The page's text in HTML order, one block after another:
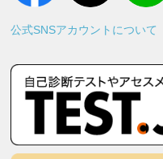
公式SNSアカウントについて